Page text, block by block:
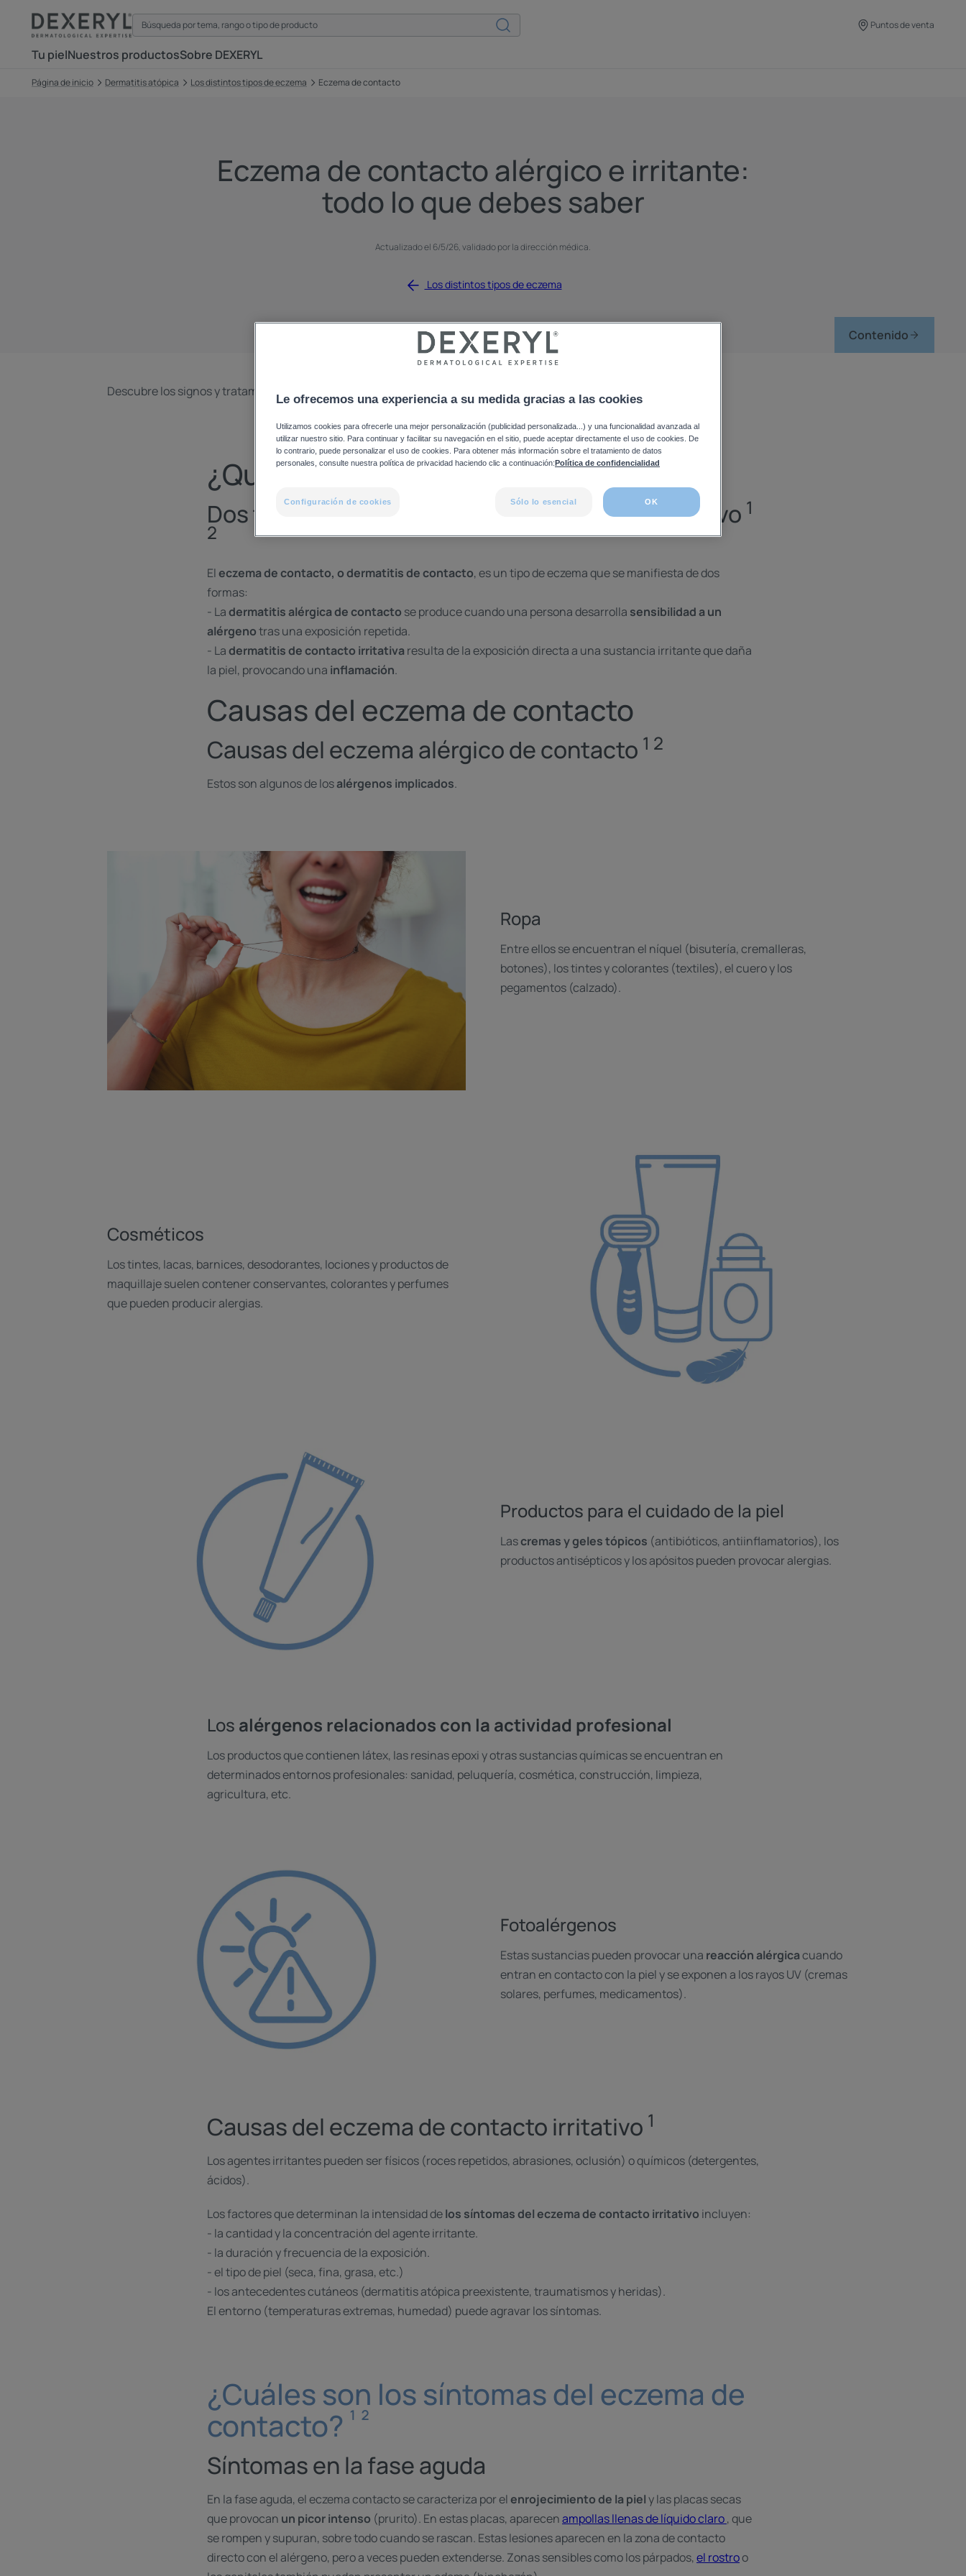
Puntos de venta
Tu pielNuestros productosSobre DEXERYL
Página de inicio Dermatitis atópica Los distintos tipos de eczema Eczema de contacto
Eczema de contacto alérgico e irritante:
todo lo que debes saber
Actualizado el 6/5/26, validado porla dirección médica.
Los distintos tipos de eczema
Contenido
Descubre los signos y tratamientos del eczema de contacto alérgico e irritativo. Consejos expertos para calmar tu piel.
¿Qué es el eczema de contacto?
Dos tipos de eczema contacto: alérgico e irritativo 1
2
Eleczema de contacto, o dermatitis de contacto, es un tipo de eczema que se manifiesta de dos
formas:
- Ladermatitis alérgica de contacto se produce cuando una persona desarrolla sensibilidad a un
alérgenotras una exposición repetida.
- Ladermatitis de contacto irritativa resulta de la exposición directa a una sustancia irritante que daña
la piel, provocando una inflamación.
Causas del eczema de contacto
Causas del eczema alérgico de contacto 1 2
Estos son algunos de losalérgenos implicados.
Ropa
Entre ellos se encuentran el níquel (bisutería, cremalleras,
botones), los tintes y colorantes (textiles), el cuero y los
pegamentos (calzado).
Cosméticos
Los tintes, lacas, barnices, desodorantes, lociones y productos de
maquillaje suelen contener conservantes, colorantes y perfumes
que pueden producir alergias.
Productos para el cuidado de la piel
Lascremas y geles tópicos (antibióticos, antiinflamatorios), los
productos antisépticos y los apósitos pueden provocar alergias.
Los alérgenos relacionados con la actividad profesional
Los productos que contienen látex, las resinas epoxi y otras sustancias químicas se encuentran en
determinados entornos profesionales: sanidad, peluquería, cosmética, construcción, limpieza,
agricultura, etc.
Fotoalérgenos
Estas sustancias pueden provocar una reacción alérgicacuando
entran en contacto con la piel y se exponen a los rayos UV (cremas
solares, perfumes, medicamentos).
Causas del eczema de contacto irritativo 1
Los agentes irritantes pueden ser físicos (roces repetidos, abrasiones, oclusión) o químicos (detergentes,
ácidos).
Los factores que determinan la intensidad delos síntomas del eczema de contacto irritativo incluyen:
- la cantidad y la concentración del agente irritante.
- la duración y frecuencia de la exposición.
- el tipo de piel (seca, fina, grasa, etc.)
- los antecedentes cutáneos (dermatitis atópica preexistente, traumatismos y heridas).
El entorno (temperaturas extremas, humedad) puede agravar los síntomas.
¿Cuáles son los síntomas del eczema de
contacto? ¹ ²
Síntomas en la fase aguda
En la fase aguda, el eczema contacto se caracteriza por elenrojecimiento de la piely las placas secas
que provocan un picor intenso (prurito). En estas placas, aparecenampollas llenas de líquido claro, que
se rompen y supuran, sobre todo cuando se rascan. Estas lesiones aparecen en la zona de contacto
directo con el alérgeno, pero a veces pueden extenderse. Zonas sensibles como los párpados,el rostroo
Le ofrecemos una experiencia a su medida gracias a las cookies
Utilizamos cookies para ofrecerle una mejor personalización (publicidad personalizada...) y una funcionalidad avanzada al
utilizar nuestro sitio. Para continuar y facilitar su navegación en el sitio, puede aceptar directamente el uso de cookies. De
lo contrario, puede personalizar el uso de cookies. Para obtener más información sobre el tratamiento de datos
personales, consulte nuestra política de privacidad haciendo clic a continuación:Política de confidencialidad
Configuración de cookies Sólo lo esencial OK